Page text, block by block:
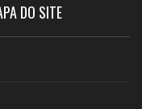
DO SITE